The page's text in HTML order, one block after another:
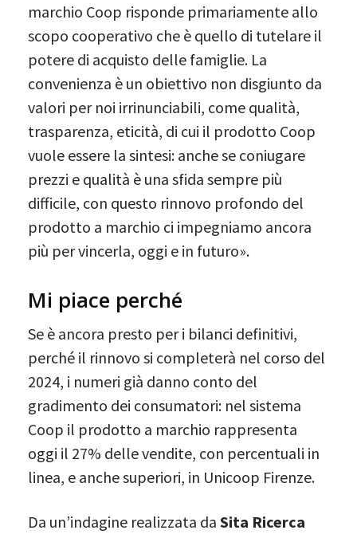
marchio Coop risponde primariamente allo
scopo cooperativo che è quello di tutelare il
potere di acquisto delle famiglie. La
convenienza è un obiettivo non disgiunto da
valori per noi irrinunciabili, come qualità,
trasparenza, eticità, di cui il prodotto Coop
vuole essere la sintesi: anche se coniugare
prezzi e qualità è una sfida sempre più
difficile, con questo rinnovo profondo del
prodotto a marchio ci impegniamo ancora
più per vincerla, oggi e in futuro».
Mi piace perché
Se è ancora presto per i bilanci definitivi,
perché il rinnovo si completerà nel corso del
2024, i numeri già danno conto del
gradimento dei consumatori: nel sistema
Coop il prodotto a marchio rappresenta
oggi il 27% delle vendite, con percentuali in
linea, e anche superiori, in Unicoop Firenze.
Da un’indagine realizzata da Sita Ricerca